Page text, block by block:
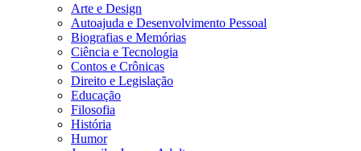
Arte e Design
Autoajuda e Desenvolvimento Pessoal
Biografias e Memórias
Ciência e Tecnologia
Contos e Crônicas
Direito e Legislação
Educação
Filosofia
História
Humor